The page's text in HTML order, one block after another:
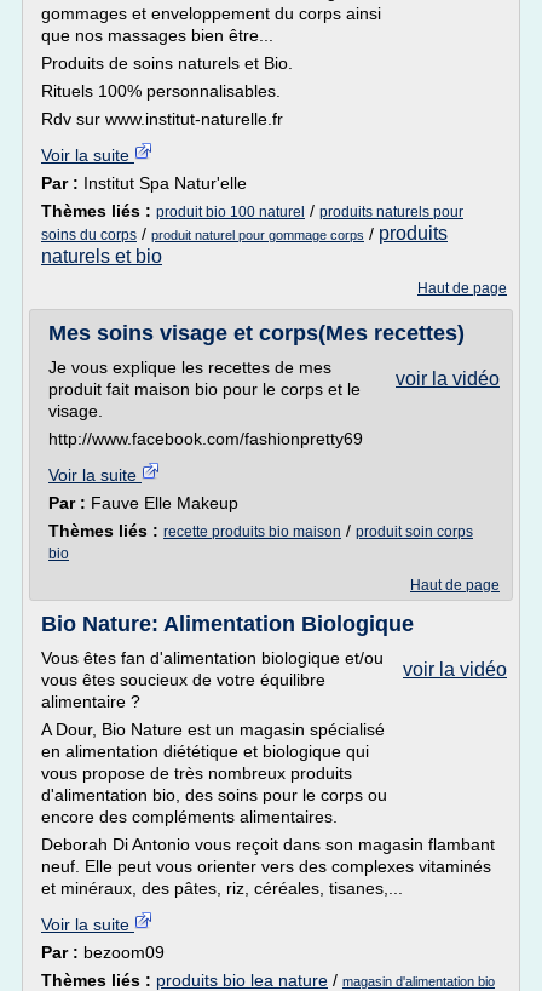
gommages et enveloppement du corps ainsi
que nos massages bien être...
Produits de soins naturels et Bio.
Rituels 100% personnalisables.
Rdv sur www.institut-naturelle.fr
Voir la suite
Par : Institut Spa Natur'elle
Thèmes liés : produit bio 100 naturel / produits naturels pour
soins du corps / produit naturel pour gommage corps / produits
naturels et bio
Haut de page
Mes soins visage et corps(Mes recettes)
voir la vidéo
Je vous explique les recettes de mes
produit fait maison bio pour le corps et le
visage.
http://www.facebook.com/fashionpretty69
Voir la suite
Par : Fauve Elle Makeup
Thèmes liés : recette produits bio maison / produit soin corps
bio
Haut de page
Bio Nature: Alimentation Biologique
voir la vidéo
Vous êtes fan d'alimentation biologique et/ou
vous êtes soucieux de votre équilibre
alimentaire ?
A Dour, Bio Nature est un magasin spécialisé
en alimentation diététique et biologique qui
vous propose de très nombreux produits
d'alimentation bio, des soins pour le corps ou
encore des compléments alimentaires.
Deborah Di Antonio vous reçoit dans son magasin flambant
neuf. Elle peut vous orienter vers des complexes vitaminés
et minéraux, des pâtes, riz, céréales, tisanes,...
Voir la suite
Par : bezoom09
Thèmes liés : produits bio lea nature / magasin d'alimentation bio